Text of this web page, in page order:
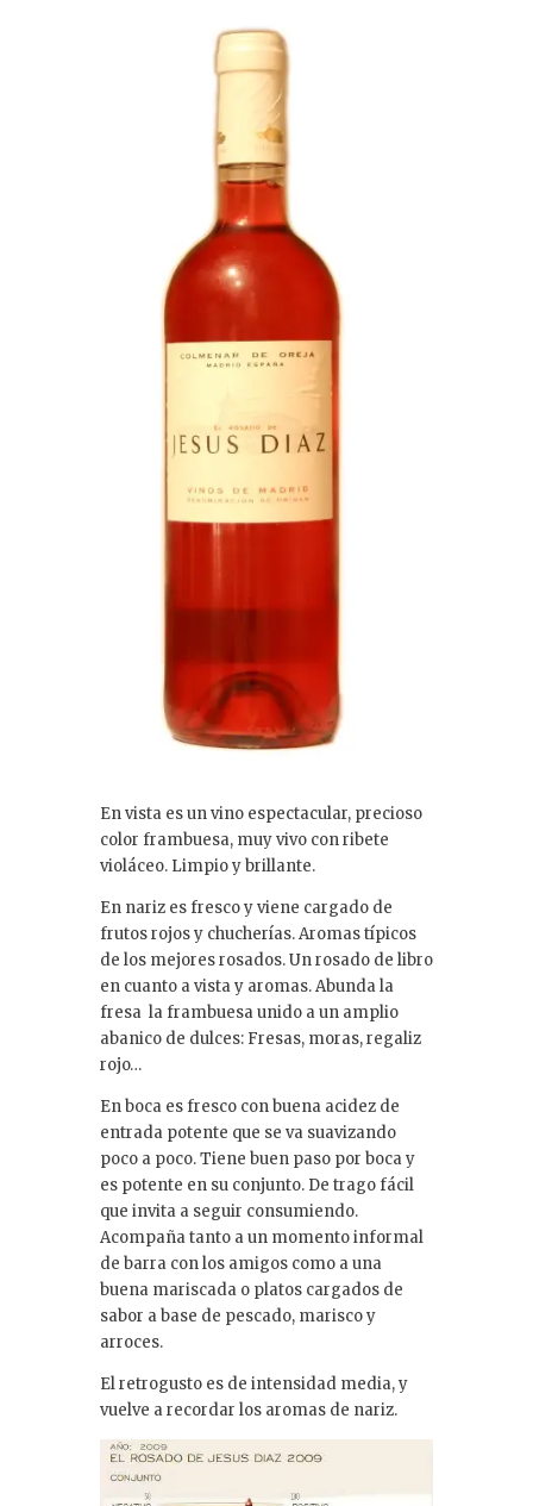
En vista es un vino espectacular, precioso
color frambuesa, muy vivo con ribete
violáceo. Limpio y brillante.
En nariz es fresco y viene cargado de
frutos rojos y chucherías. Aromas típicos
de los mejores rosados. Un rosado de libro
en cuanto a vista y aromas. Abunda la
fresa la frambuesa unido a un amplio
abanico de dulces: Fresas, moras, regaliz
rojo…
En boca es fresco con buena acidez de
entrada potente que se va suavizando
poco a poco. Tiene buen paso por boca y
es potente en su conjunto. De trago fácil
que invita a seguir consumiendo.
Acompaña tanto a un momento informal
de barra con los amigos como a una
buena mariscada o platos cargados de
sabor a base de pescado, marisco y
arroces.
El retrogusto es de intensidad media, y
vuelve a recordar los aromas de nariz.